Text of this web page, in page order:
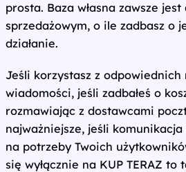
prosta. Baza własna zawsze
sprzedażowym, o ile zadbasz o
działanie.
Jeśli korzystasz z
wiadomości, jeśli zadbałeś o
rozmawiając z dostawcami
najważniejsze, jeśli
na potrzeby Twoich
się wyłącznie na KUP TERAZ to